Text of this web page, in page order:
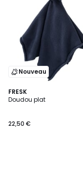
Nouveau
FRESK
Doudou plat
22,50 €